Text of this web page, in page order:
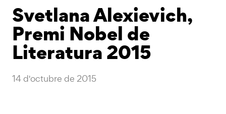
Svetlana Alexievich,
Premi Nobel de
Literatura 2015
14 d'octubre de 2015